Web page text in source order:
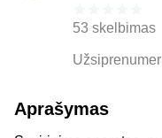
53 skelbimas
Aprašymas